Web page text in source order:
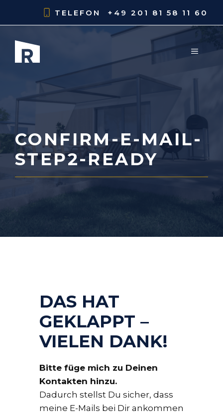
TELEFON +49 201 81 58 11 60
MENÜ
CONFIRM-E-MAIL-
STEP2-READY
DAS HAT
GEKLAPPT –
VIELEN DANK!
Bitte füge mich zu Deinen
Kontakten hinzu.
Dadurch stellst Du sicher, dass
meine E-Mails bei Dir ankommen